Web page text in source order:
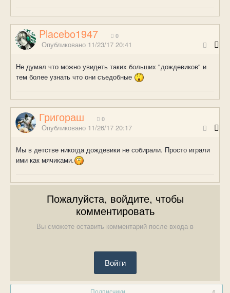
Placebo1947 0
Опубликовано 11/23/17 20:41
Не думал что можно увидеть таких больших "дождевиков" и
тем более узнать что они съедобные
Григораш 0
Опубликовано 11/26/17 20:17
Мы в детстве никогда дождевики не собирали. Просто играли
ими как мячиками.
Пожалуйста, войдите, чтобы
комментировать
Вы сможете оставить комментарий после входа в
Войти
Подписчики